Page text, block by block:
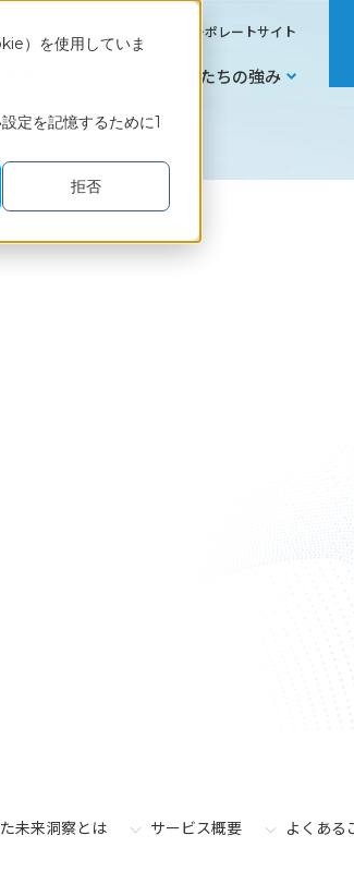
）を使用していま
定を記憶するために1
拒否
コーポレートサイト
私たちの強み
未来洞察とは サービス概要 よくある